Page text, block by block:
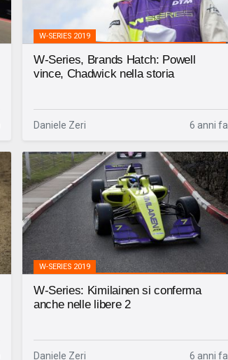
W-SERIES 2019
W-Series, Brands Hatch: Powell
vince, Chadwick nella storia
Daniele Zeri 6 anni fa
W-SERIES 2019
W-Series: Kimilainen si conferma
anche nelle libere 2
Daniele Zeri 6 anni fa